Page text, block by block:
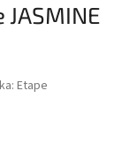
Etape